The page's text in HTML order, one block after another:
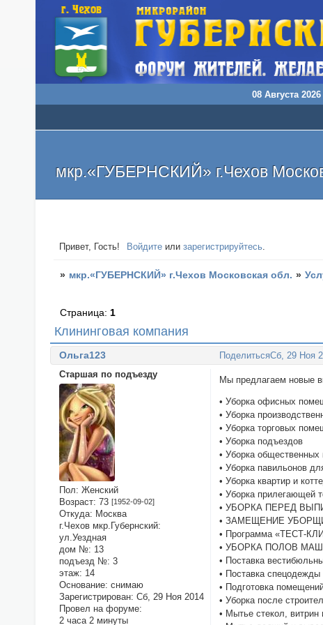
08 Августа
мкр.«ГУБЕРНСКИЙ» г.Чехов
Привет, Гость! Войдите илизарегистрируйтесь.
» мкр.«ГУБЕРНСКИЙ» г.Чехов Московская обл. »
Клининговая компания
Страница: 1
ПоделитьсяСб, 29 Ноя
Ольга123
Старшая по подъезду
Пол: Женский
Возраст: 73 [1952-09-02]
Откуда: Москва
г.Чехов мкр.Губернский:
ул.Уездная
дом №: 13
подъезд №: 3
этаж: 14
Основание: снимаю
Зарегистрирован: Сб, 29 Ноя 2014
Провел на форуме:
2 часа 2 минуты
Мы предлагаем новые
• Уборка офисных
• Уборка
• Уборка торговых
• Уборка подъездов
• Уборка общественных
• Уборка павильонов
• Уборка квартир и
• Уборка прилегающей
• УБОРКА ПЕРЕД
• ЗАМЕЩЕНИЕ
• Программа «ТЕСТ-
• УБОРКА ПОЛОВ
• Поставка
• Поставка спецодежды
• Подготовка
• Уборка после
• Мытье стекол, витрин